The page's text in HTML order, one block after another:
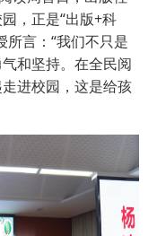
，正是“出版+科
所言：“我们不只是
和坚持。在全民阅
进校园，这是给孩